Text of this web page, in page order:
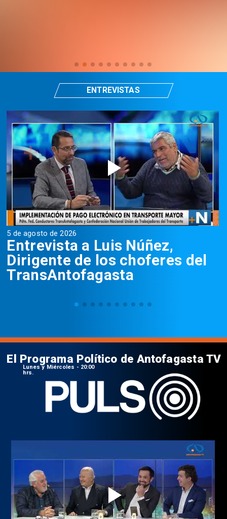
5 de agosto de 2026
Entrevista a Luis Núñez,
Dirigente de los choferes del
TransAntofagasta
ENTREVISTAS
El Programa Político de Antofagasta TV
Lunes y Miércoles - 20:00
hrs.